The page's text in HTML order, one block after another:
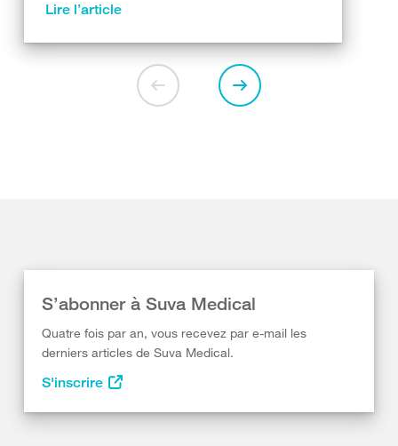
Lire l’article
S’abonner à Suva Medical
Quatre fois par an, vous recevez par e-mail les
derniers articles de Suva Medical.
S'inscrire